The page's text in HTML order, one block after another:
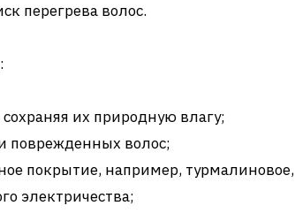
перегрева волос.
их природную влагу;
поврежденных волос;
покрытие, например, турмалиновое,
электричества;